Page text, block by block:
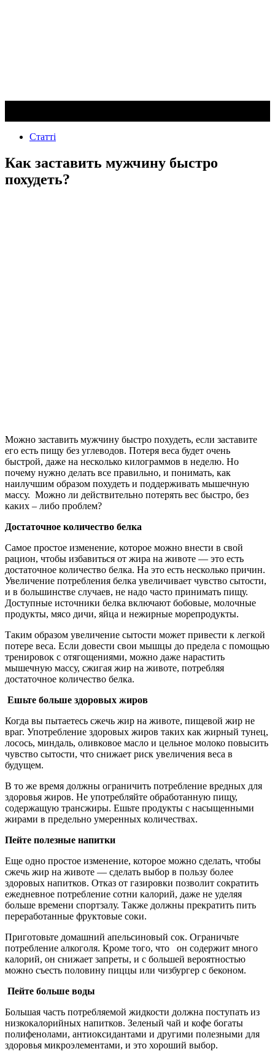
Статті
Как заставить мужчину быстро
похудеть?
Можно заставить мужчину быстро похудеть, если заставите
его есть пищу без углеводов. Потеря веса будет очень
быстрой, даже на несколько килограммов в неделю. Но
почему нужно делать все правильно, и понимать, как
наилучшим образом похудеть и поддерживать мышечную
массу. Можно ли действительно потерять вес быстро, без
каких – либо проблем?
Достаточное количество белка
Самое простое изменение, которое можно внести в свой
рацион, чтобы избавиться от жира на животе — это есть
достаточное количество белка. На это есть несколько причин.
Увеличение потребления белка увеличивает чувство сытости,
и в большинстве случаев, не надо часто принимать пищу.
Доступные источники белка включают бобовые, молочные
продукты, мясо дичи, яйца и нежирные морепродукты.
Таким образом увеличение сытости может привести к легкой
потере веса. Если довести свои мышцы до предела с помощью
тренировок с отягощениями, можно даже нарастить
мышечную массу, сжигая жир на животе, потребляя
достаточное количество белка.
Ешьте больше здоровых жиров
Когда вы пытаетесь сжечь жир на животе, пищевой жир не
враг. Употребление здоровых жиров таких как жирный тунец,
лосось, миндаль, оливковое масло и цельное молоко повысить
чувство сытости, что снижает риск увеличения веса в
будущем.
В то же время должны ограничить потребление вредных для
здоровья жиров. Не употребляйте обработанную пищу,
содержащую трансжиры. Ешьте продукты с насыщенными
жирами в предельно умеренных количествах.
Пейте полезные напитки
Еще одно простое изменение, которое можно сделать, чтобы
сжечь жир на животе — сделать выбор в пользу более
здоровых напитков. Отказ от газировки позволит сократить
ежедневное потребление сотни калорий, даже не уделяя
больше времени спортзалу. Также должны прекратить пить
переработанные фруктовые соки.
Приготовьте домашний апельсиновый сок. Ограничьте
потребление алкоголя. Кроме того, что он содержит много
калорий, он снижает запреты, и с большей вероятностью
можно съесть половину пиццы или чизбургер с беконом.
Пейте больше воды
Большая часть потребляемой жидкости должна поступать из
низкокалорийных напитков. Зеленый чай и кофе богаты
полифенолами, антиоксидантами и другими полезными для
здоровья микроэлементами, и это хороший выбор.